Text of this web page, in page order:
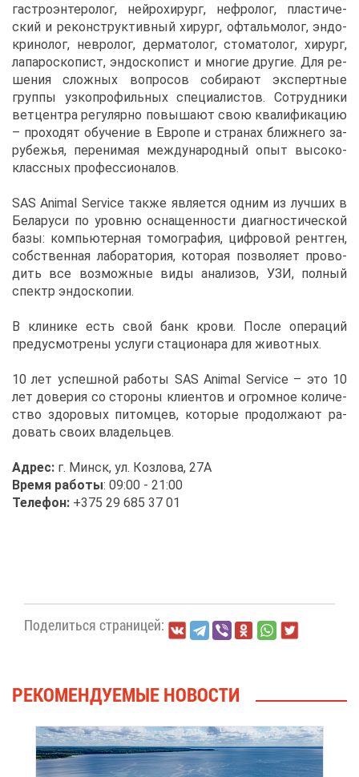
га­стро­эн­те­ро­лог, ней­ро­хи­рург, неф­ро­лог, пла­сти­че­
ский и ре­кон­струк­тив­ный хи­рург, оф­таль­мо­лог, эн­до­
кри­но­лог, нев­ро­лог, дер­ма­то­лог, сто­ма­то­лог, хи­рург,
ла­па­ро­ско­пист, эн­до­ско­пист и мно­гие дру­гие. Для ре­
ше­ния слож­ных во­про­сов со­би­ра­ют экс­перт­ные
груп­пы уз­ко­про­филь­ных спе­ци­а­ли­стов. Со­труд­ни­ки
вет­цен­тра ре­гу­ляр­но по­вы­ша­ют свою ква­ли­фи­ка­цию
– про­хо­дят обу­че­ние в Ев­ро­пе и стра­нах ближ­не­го за­
ру­бе­жья, пе­ре­ни­мая меж­ду­на­род­ный опыт вы­со­ко­
класс­ных про­фес­си­о­на­лов.
SAS Animal Service та­к­же яв­ля­ет­ся од­ним из луч­ших в
Бе­ла­ру­си по уров­ню осна­щен­но­сти ди­а­гно­сти­че­ской
ба­зы: ком­пью­тер­ная то­мо­гра­фия, циф­ро­вой рент­ген,
соб­ствен­ная ла­бо­ра­то­рия, ко­то­рая поз­во­ля­ет про­во­
дить все воз­мож­ные ви­ды ана­ли­зов, УЗИ, пол­ный
спектр эн­до­ско­пии.
В кли­ни­ке есть свой банк кро­ви. По­сле опе­ра­ций
преду­смот­ре­ны услу­ги ста­ци­о­на­ра для жи­вот­ных.
10 лет успеш­ной ра­бо­ты SAS Animal Service – это 10
лет до­ве­рия со сто­ро­ны кли­ен­тов и огром­ное ко­ли­че­
ство здо­ро­вых пи­том­цев, ко­то­рые про­дол­жа­ют ра­
до­вать сво­их вла­дель­цев.
Ад­рес: г. Минск, ул. Коз­ло­ва, 27А
Вре­мя ра­бо­ты: 09:00 - 21:00
Те­ле­фон: +375 29 685 37 01
По­де­лить­ся стра­ни­цей:
РЕ­КО­МЕН­ДУ­Е­МЫЕ НО­ВО­СТИ